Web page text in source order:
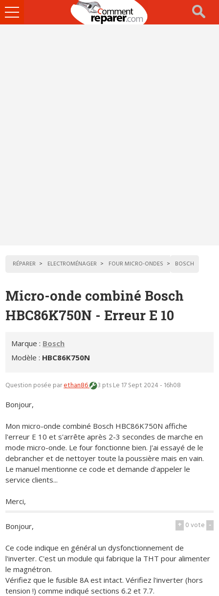
Ouvrir
le
RÉPARER ELECTROMÉNAGER FOUR MICRO-ONDES BOSCH
Micro-onde combiné Bosch
HBC86K750N - Erreur E 10
Marque : Bosch
Modèle : HBC86K750N
Question posée parethan86 3 ptsLe 17 Sept 2024 - 16h08
Bonjour,
Mon micro-onde combiné Bosch HBC86K750N affiche
l'erreur E 10 et s'arrête après 2-3 secondes de marche en
mode micro-onde. Le four fonctionne bien. J'ai essayé de le
debrancher et de nettoyer toute la poussière mais en vain.
Le manuel mentionne ce code et demande d'appeler le
service clients...
Merci,
+ 0vote -
Bonjour,
Ce code indique en général un dysfonctionnement de
l'inverter. C'est un module qui fabrique la THT pour alimenter
le magnétron.
Vérifiez que le fusible 8A est intact. Vérifiez l'inverter (hors
tension !) comme indiqué sections 6.2 et 7.7.